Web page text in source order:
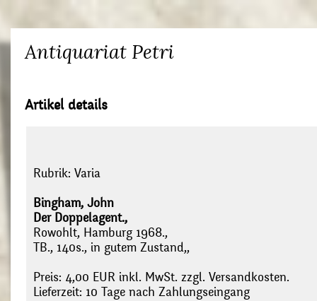
Antiquariat Petri
Artikel details
Rubrik: Varia
Bingham, John
Der Doppelagent.,
Rowohlt, Hamburg 1968.,
TB., 140s., in gutem Zustand,,
Preis: 4,00 EUR inkl. MwSt. zzgl. Versandkosten.
Lieferzeit: 10 Tage nach Zahlungseingang